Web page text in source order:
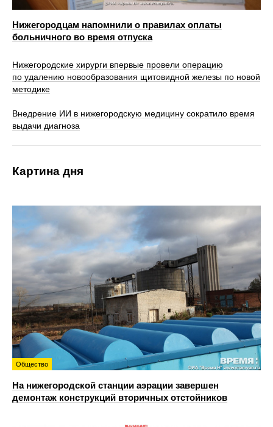
Нижегородцам напомнили о правилах оплаты
больничного во время отпуска
Нижегородские хирурги впервые провели операцию
по удалению новообразования щитовидной железы по новой
методике
Внедрение ИИ в нижегородскую медицину сократило время
выдачи диагноза
Картина дня
Общество
На нижегородской станции аэрации завершен
демонтаж конструкций вторичных отстойников